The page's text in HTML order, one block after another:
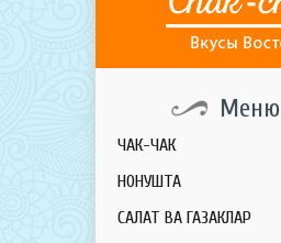
Меню
ЧАК-ЧАК
НОНУШТА
САЛАТ ВА ГАЗАКЛАР